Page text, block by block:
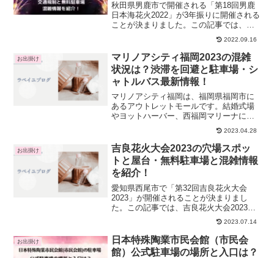
秋田県男鹿市で開催される「第18回男鹿
日本海花火2022」が3年振りに開催される
ことが決まりました。この記事では、男
鹿日本海花火2022の日程や打ち上げ時
間、有料観覧席や駐車場、打ち上げ場所
の詳細や穴場の鑑賞スポット、屋台の出
店するかや見ど...
2022.09.16
お出掛け
マリノアシティ福岡2023の混雑
状況は？渋滞を回避と駐車場・シ
ャトルバス最新情報！
マリノアシティ福岡は、福岡県福岡市に
あるアウトレットモールです。結婚式場
やヨットハーバー、西福岡マリーナに隣
接する施設。外観は海の波止場を連想さ
せ、立地を生かした開放的な造りとなっ
ています。遠くからでも目を惹く大きな
観覧車がシンボルになって...
2023.04.28
お出掛け
吉良花火大会2023の穴場スポッ
トと屋台・無料駐車場と混雑情報
を紹介！
愛知県西尾市で「第32回吉良花火大会
2023」が開催されることが決まりまし
た。この記事では、吉良花火大会2023の
日程や打ち上げ時間、有料観覧席や駐車
場、打ち上げ場所の詳細や穴場の鑑賞ス
ポット、屋台の出店するかや見どころに
ついてまとめます。...
2023.07.14
お出掛け
日本特殊陶業市民会館（市民会
館）公式駐車場の場所と入口は？